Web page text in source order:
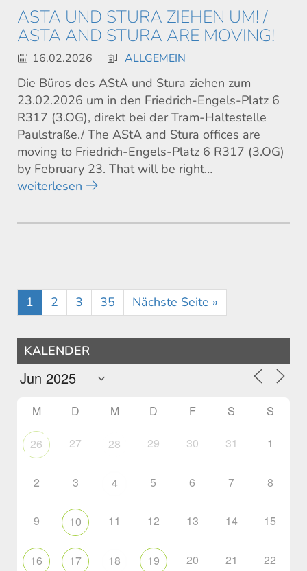
ASTA UND STURA ZIEHEN UM! /
ASTA AND STURA ARE MOVING!
16.02.2026 ALLGEMEIN
Die Büros des AStA und Stura ziehen zum
23.02.2026 um in den Friedrich-Engels-Platz 6
R317 (3.OG), direkt bei der Tram-Haltestelle
Paulstraße./ The AStA and Stura offices are
moving to Friedrich-Engels-Platz 6 R317 (3.OG)
by February 23. That will be right…
weiterlesen
1 2 3 35 Nächste Seite »
KALENDER
M D M D F S S
26 27 28 29 30 31 1
2 3 4 5 6 7 8
9 10 11 12 13 14 15
16 17 18 19 20 21 22